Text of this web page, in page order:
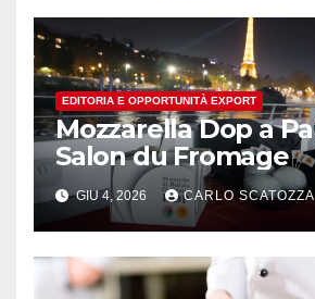
EDITORIA E OPPORTUNITÀ EXPORT
Mozzarella Dop a Parigi per il
Salon du Fromage
GIU 4, 2026 CARLO SCATOZZA